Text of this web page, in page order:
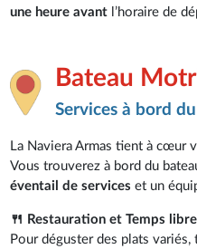
une heure avant l’horaire de
Bateau
Services à bord
La Naviera Armas tient à cœur
Vous trouverez à bord du
éventail de serviceset un
🍴 Restauration et Temps libre
Pour déguster des plats